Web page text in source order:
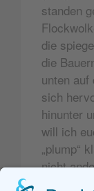
standen
die
die
unten auf
sich
hinunter
will ich
„plump“
nicht